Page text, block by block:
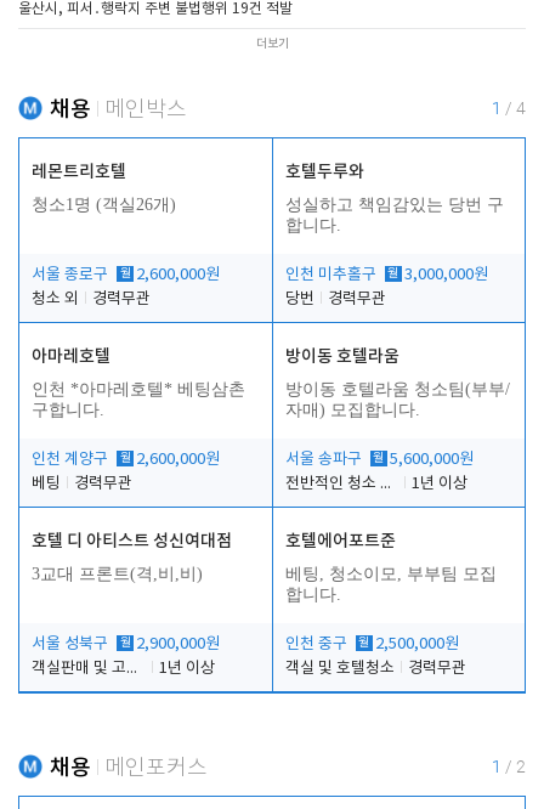
울산시, 피서․행락지 주변 불법행위 19건 적발
더보기
채용 메인박스 1 / 4
레몬트리호텔
청소1명 (객실26개)
서울 종로구 월 2,600,000원
청소 외
경력무관
호텔두루와
성실하고 책임감있는 당번 구
합니다.
인천 미추홀구 월 3,000,000원
당번
경력무관
아마레호텔
인천 *아마레호텔* 베팅삼촌
구합니다.
인천 계양구 월 2,600,000원
베팅
경력무관
방이동 호텔라움
방이동 호텔라움 청소팀(부부/
자매) 모집합니다.
서울 송파구 월 5,600,000원
전반적인 청소 업무(객실청소.객실정리)
1년 이상
호텔 디 아티스트 성신여대점
3교대 프론트(격,비,비)
서울 성북구 월 2,900,000원
객실판매 및 고객응대
1년 이상
호텔에어포트준
베팅, 청소이모, 부부팀 모집
합니다.
인천 중구 월 2,500,000원
객실 및 호텔청소
경력무관
채용 메인포커스 1 / 2